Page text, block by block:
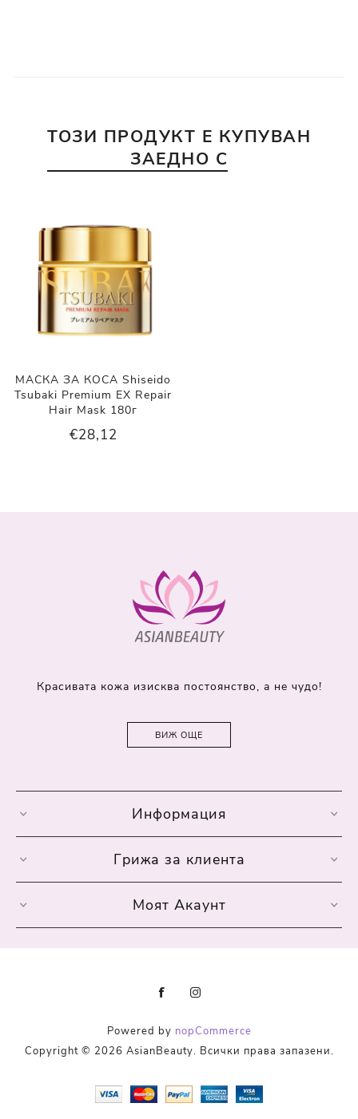
ТОЗИ ПРОДУКТ Е КУПУВАН
ЗАЕДНО С
МАСКА ЗА КОСА Shiseido
Tsubaki Premium EX Repair
Hair Mask 180г
€28,12
Красивата кожа изисква постоянство, а не чудо!
ВИЖ ОЩЕ
Информация
Грижа за клиента
Моят Акаунт
Powered by nopCommerce
Copyright © 2026 AsianBeauty. Всички права запазени.